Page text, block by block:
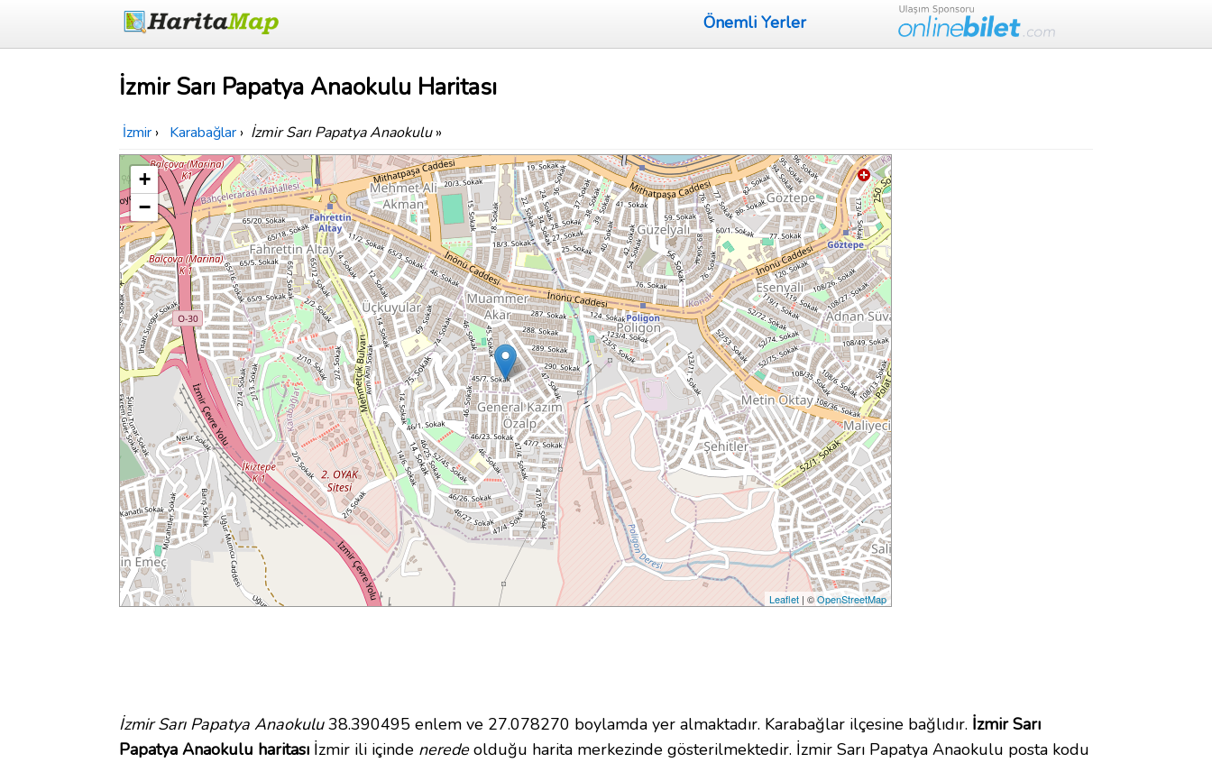
Önemli Yerler
İzmir Sarı Papatya Anaokulu Haritası
İzmir › Karabağlar › İzmir Sarı Papatya Anaokulu»
+
−
Leaflet | ©OpenStreetMap
İzmir Sarı Papatya Anaokulu38.390495 enlem ve 27.078270 boylamda yer almaktadır. Karabağlar ilçesine bağlıdır. İzmir Sarı
Papatya Anaokulu haritası İzmir ili içinde neredeolduğu harita merkezinde gösterilmektedir. İzmir Sarı Papatya Anaokulu posta kodu